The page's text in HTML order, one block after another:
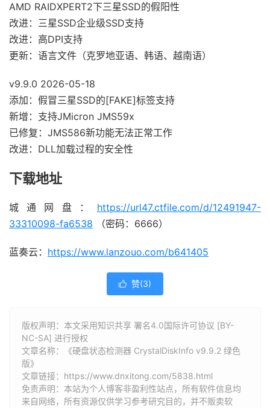
AMD RAIDXPERT2下三星SSD的假阳性
改进：三星SSD企业级SSD支持
改进：高DPI支持
更新：语言文件（克罗地亚语、韩语、越南语）
v9.9.0 2026-05-18
添加：假冒三星SSD的[FAKE]标签支持
新增：支持JMicron JMS59x
已修复：JMS586新功能无法正常工作
改进：DLL加载过程的安全性
下载地址
城通网盘： https://url47.ctfile.com/d/12491947-
33310098-fa6538 （密码：6666）
蓝奏云： https://www.lanzouo.com/b641405
 赞(3)
版权声明：本文采用知识共享 署名4.0国际许可协议 [BY-
NC-SA] 进行授权
文章名称：《硬盘状态检测器 CrystalDiskInfo v9.9.2 绿色
版》
文章链接： https://www.dnxitong.com/5838.html
免责声明：本站为个人博客非盈利性站点，所有软件信息均
来自网络，所有资源仅供学习参考研究目的，并不贩卖软